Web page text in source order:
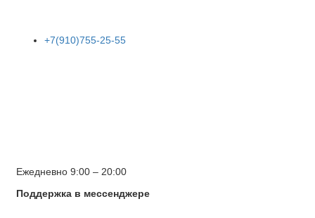
+7(910)755-25-55
Ежедневно 9:00 – 20:00
Поддержка в мессенджере